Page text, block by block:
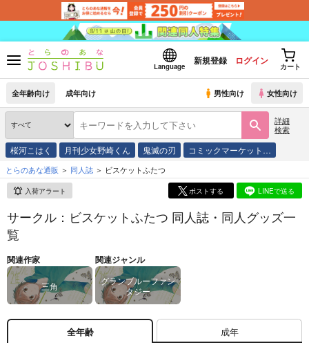
Language
新規登録 ログイン
カート
全年齢向け 成年向け 男性向け 女性向け
詳細
検索
桜河こはく 月刊少女野崎くん 鬼滅の刃 コミックマーケット…
とらのあな通販 同人誌 ビスケットふたつ
入荷アラート ポストする LINEで送る
サークル：ビスケットふたつ 同人誌・同人グッズ一
覧
関連作家
三角
関連ジャンル
グランブルーファン
タジー
全年齢 成年